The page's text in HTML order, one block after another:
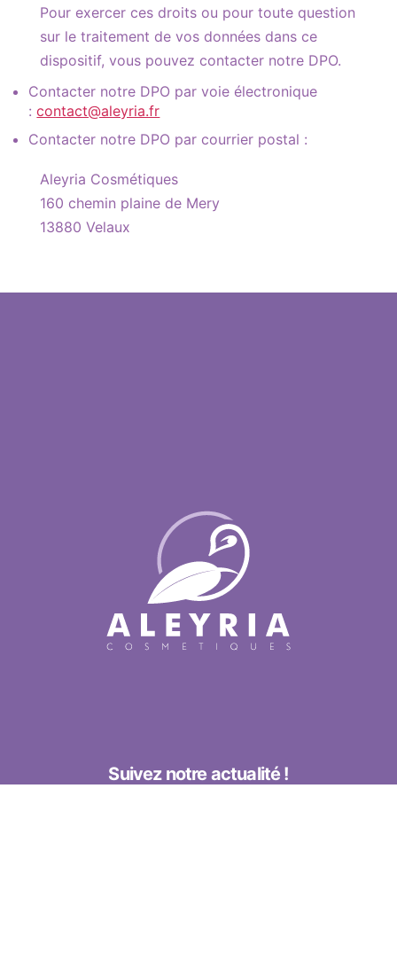
Pour exercer ces droits ou pour toute question
sur le traitement de vos données dans ce
dispositif, vous pouvez contacter notre DPO.
Contacter notre DPO par voie électronique
:contact@aleyria.fr
Contacter notre DPO par courrier postal :
Aleyria Cosmétiques
160 chemin plaine de Mery
13880 Velaux
Suivez notre actualité !